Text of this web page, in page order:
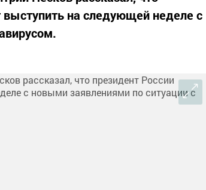
на следующей неделе с